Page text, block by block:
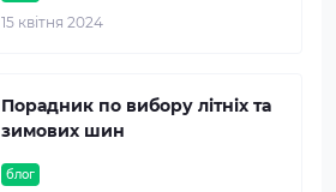
15 квітня 2024
блог
Порадник по вибору літніх та
зимових шин